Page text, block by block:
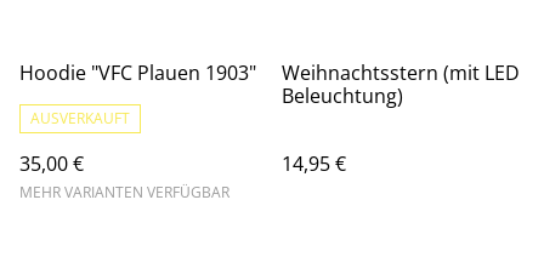
Hoodie "VFC Plauen 1903"
AUSVERKAUFT
35,00 €
MEHR VARIANTEN VERFÜGBAR
Weihnachtsstern (mit LED
Beleuchtung)
14,95 €